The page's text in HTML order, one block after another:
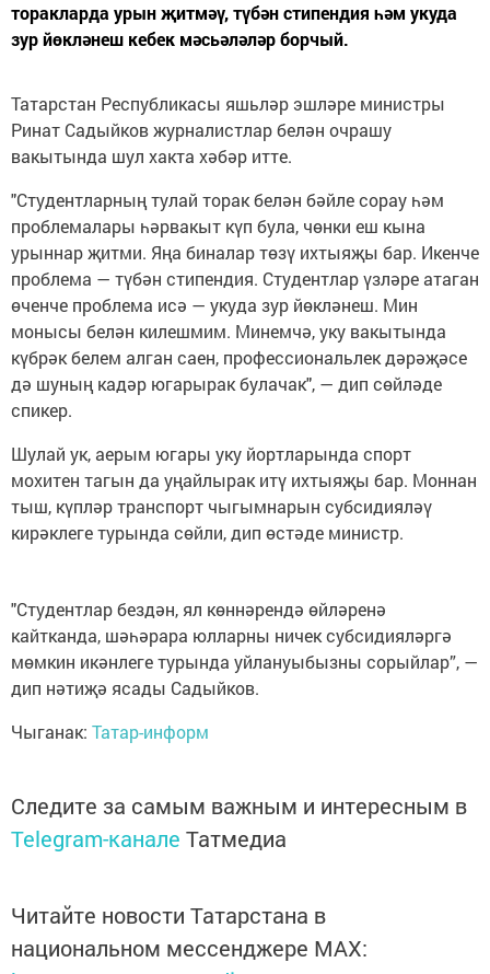
торакларда урын җитмәү, түбән стипендия һәм укуда
зур йөкләнеш кебек мәсьәләләр борчый.
Татарстан Республикасы яшьләр эшләре министры
Ринат Садыйков журналистлар белән очрашу
вакытында шул хакта хәбәр итте.
"Студентларның тулай торак белән бәйле сорау һәм
проблемалары һәрвакыт күп була, чөнки еш кына
урыннар җитми. Яңа биналар төзү ихтыяҗы бар. Икенче
проблема — түбән стипендия. Студентлар үзләре атаган
өченче проблема исә — укуда зур йөкләнеш. Мин
монысы белән килешмим. Минемчә, уку вакытында
күбрәк белем алган саен, профессиональлек дәрәҗәсе
дә шуның кадәр югарырак булачак", — дип сөйләде
спикер.
Шулай ук, аерым югары уку йортларында спорт
мохитен тагын да уңайлырак итү ихтыяҗы бар. Моннан
тыш, күпләр транспорт чыгымнарын субсидияләү
кирәклеге турында сөйли, дип өстәде министр.
"Студентлар бездән, ял көннәрендә өйләренә
кайтканда, шәһәрара юлларны ничек субсидияләргә
мөмкин икәнлеге турында уйлануыбызны сорыйлар”, —
дип нәтиҗә ясады Садыйков.
Чыганак: Татар-информ
Следите за самым важным и интересным в
Telegram-канале Татмедиа
Читайте новости Татарстана в
национальном мессенджере MАХ: